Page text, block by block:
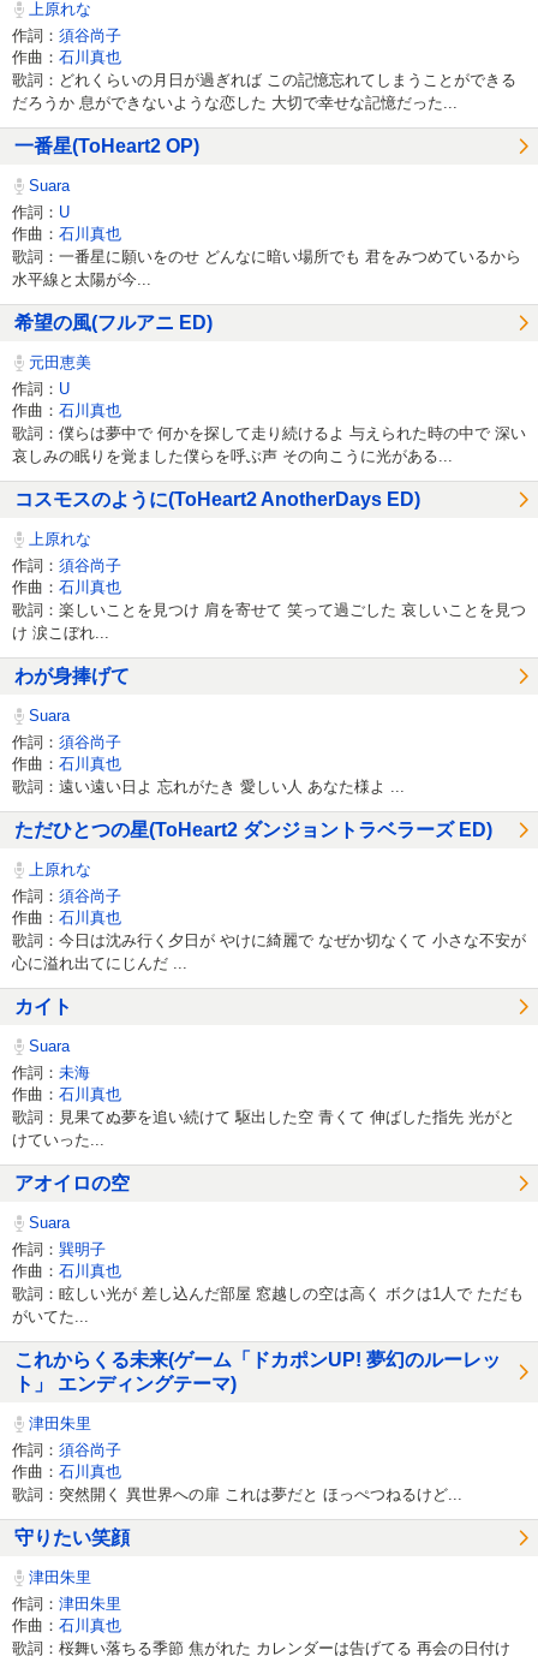
上原れな
作詞： 須谷尚子
作曲： 石川真也
歌詞：どれくらいの月日が過ぎれば この記憶忘れてしまうことができる
だろうか 息ができないような恋した 大切で幸せな記憶だった...
一番星(ToHeart2 OP)
Suara
作詞： U
作曲： 石川真也
歌詞：一番星に願いをのせ どんなに暗い場所でも 君をみつめているから
水平線と太陽が今...
希望の風(フルアニ ED)
元田恵美
作詞： U
作曲： 石川真也
歌詞：僕らは夢中で 何かを探して走り続けるよ 与えられた時の中で 深い
哀しみの眠りを覚ました僕らを呼ぶ声 その向こうに光がある...
コスモスのように(ToHeart2 AnotherDays ED)
上原れな
作詞： 須谷尚子
作曲： 石川真也
歌詞：楽しいことを見つけ 肩を寄せて 笑って過ごした 哀しいことを見つ
け 涙こぼれ...
わが身捧げて
Suara
作詞： 須谷尚子
作曲： 石川真也
歌詞：遠い遠い日よ 忘れがたき 愛しい人 あなた様よ ...
ただひとつの星(ToHeart2 ダンジョントラベラーズ ED)
上原れな
作詞： 須谷尚子
作曲： 石川真也
歌詞：今日は沈み行く夕日が やけに綺麗で なぜか切なくて 小さな不安が
心に溢れ出てにじんだ ...
カイト
Suara
作詞： 未海
作曲： 石川真也
歌詞：見果てぬ夢を追い続けて 駆出した空 青くて 伸ばした指先 光がと
けていった...
アオイロの空
Suara
作詞： 巽明子
作曲： 石川真也
歌詞：眩しい光が 差し込んだ部屋 窓越しの空は高く ボクは1人で ただも
がいてた...
これからくる未来(ゲーム「ドカポンUP! 夢幻のルーレッ
ト」 エンディングテーマ)
津田朱里
作詞： 須谷尚子
作曲： 石川真也
歌詞：突然開く 異世界への扉 これは夢だと ほっぺつねるけど...
守りたい笑顔
津田朱里
作詞： 津田朱里
作曲： 石川真也
歌詞：桜舞い落ちる季節 焦がれた カレンダーは告げてる 再会の日付け